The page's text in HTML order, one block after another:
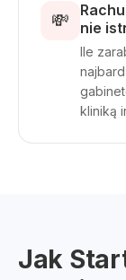
💸
nie
Ile
kliniką
Jak